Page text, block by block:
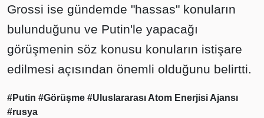
Grossi ise gündemde "hassas" konuların
bulunduğunu ve Putin'le yapacağı
görüşmenin söz konusu konuların istişare
edilmesi açısından önemli olduğunu belirtti.
#Putin #Görüşme #Uluslararası Atom Enerjisi Ajansı
#rusya